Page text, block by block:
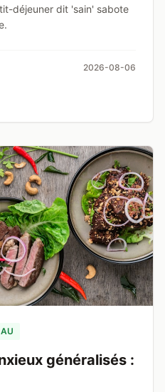
déjeuner dit 'sain' sabote
2026-08-06
généralisés :